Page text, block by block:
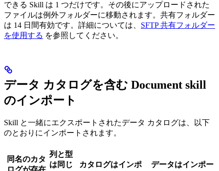
できる Skill は 1 つだけです。その後にアップロードされた
ファイルは例外フォルダーに移動されます。共有フォルダー
は 14 日間有効です。詳細については、 SFTP 共有フォルダー
を使用する を参照してください。
データ カタログを含む Document skill
のインポート
Skill と一緒にエクスポートされたデータ カタログは、以下
のとおりにインポートされます。
同名のカタ
ログが存在
列と型
は同じ
カタログはインポ
データはインポー